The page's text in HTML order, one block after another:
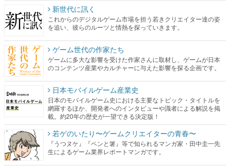
新世代に訊く
これからのデジタルゲーム市場を担う若きクリエイター達の姿
を追い、彼らのルーツと情熱を探っていきます。
ゲーム世代の作家たち
ゲームに多大な影響を受けた作家さんに取材し、ゲームが日本
のコンテンツ産業やカルチャーに与えた影響を探る企画です。
日本モバイルゲーム産業史
日本のモバイルゲーム史における主要なトピック・タイトルを
網羅するほか、開発者へのインタビューや識者による解説を掲
載。約20年の歴史が一望できる決定版！
若ゲのいたり〜ゲームクリエイターの青春〜
『うつヌケ』『ペンと箸』等で知られるマンガ家・田中圭一先
生によるゲーム業界レポートマンガです。